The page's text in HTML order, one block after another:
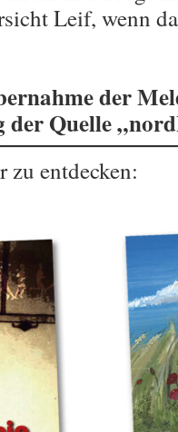
Leif, wenn
der
Quelle
zu entdecken: